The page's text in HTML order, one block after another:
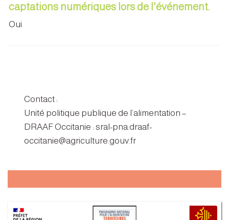
captations numériques lors de l'événement.
Oui
Contact :
Unité politique publique de l’alimentation –
DRAAF Occitanie : sral-pna.draaf-
occitanie@agriculture.gouv.fr